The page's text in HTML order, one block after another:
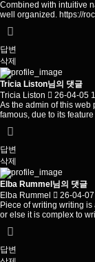
Combined with intuitive
well organized. https://
답변
삭제
Tricia Liston님의 댓글
Tricia Liston
26-04-05
As the admin of this web
famous, due to its
답변
삭제
Elba Rummel님의 댓글
Elba Rummel
26-04-
Piece of writing writing
or else it is complex to
답변